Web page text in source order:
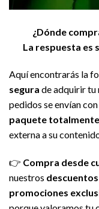
¿Dónde
La respuesta es
Aquí encontrarás la
segura de adquirir tu
pedidos se envían con
paquete
externa a su
👉 Compra desde
nuestros
promociones